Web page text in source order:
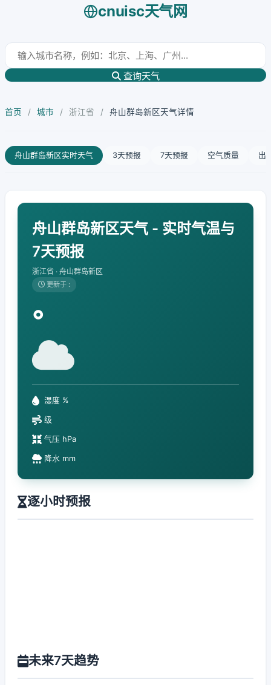
cnuisc天气网
查询天气
首页 / 城市 / 浙江省 / 舟山群岛新区天气详情
舟山群岛新区实时天气 3天预报 7天预报 空气质量 出
舟山群岛新区天气 - 实时气温与
7天预报
浙江省 · 舟山群岛新区
更新于 :
°
湿度 %
级
气压 hPa
降水 mm
逐小时预报
未来7天趋势